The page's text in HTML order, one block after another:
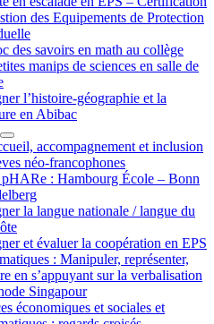
des Equipements de Protection
des savoirs en math au collège
manips de sciences en salle de
l’histoire-géographie et la
en Abibac
accompagnement et inclusion
néo-francophones
: Hambourg École – Bonn
la langue nationale / langue du
et évaluer la coopération en EPS
: Manipuler, représenter,
en s’appuyant sur la verbalisation
Singapour
économiques et sociales et